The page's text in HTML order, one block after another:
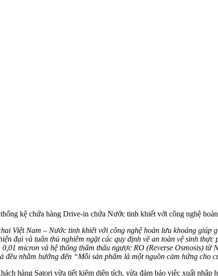
kệ chứa hàng Drive-in chứa Nước tinh khiết với công nghệ
Việt Nam – Nước tinh khiết với công nghệ hoàn lưu khoáng giúp
đại và tuân thủ nghiêm ngặt các quy định về an toàn vệ sinh
micron và hệ thống thẩm thấu ngược RO (Reverse Osmosis) từ
nhằm hướng đến “Mỗi sản phẩm là một nguồn cảm hứng cho
hàng Satori vừa tiết kiệm diện tích, vừa đảm bảo việc xuất nhập